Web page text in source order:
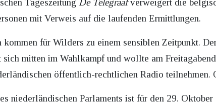
Tageszeitung De Telegraafverweigert die
mit Verweis auf die laufenden Ermittlungen.
für Wilders zu einem sensiblen Zeitpunkt.
mitten im Wahlkampf und wollte am
öffentlich-rechtlichen Radio teilnehmen.
niederländischen Parlaments ist für den 29.